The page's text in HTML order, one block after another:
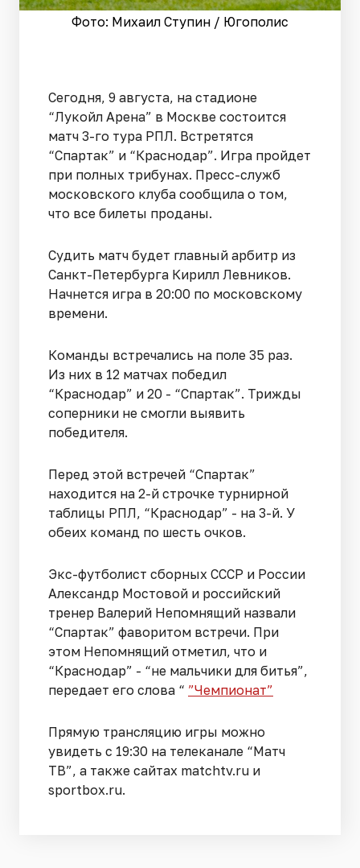
Фото: Михаил Ступин / Югополис
Сегодня, 9 августа, на стадионе
“Лукойл Арена” в Москве состоится
матч 3-го тура РПЛ. Встретятся
“Спартак” и “Краснодар”. Игра пройдет
при полных трибунах. Пресс-служб
московского клуба сообщила о том,
что все билеты проданы.
Судить матч будет главный арбитр из
Санкт-Петербурга Кирилл Левников.
Начнется игра в 20:00 по московскому
времени.
Команды встречались на поле 35 раз.
Из них в 12 матчах победил
“Краснодар” и 20 - “Спартак”. Трижды
соперники не смогли выявить
победителя.
Перед этой встречей “Спартак”
находится на 2-й строчке турнирной
таблицы РПЛ, “Краснодар” - на 3-й. У
обеих команд по шесть очков.
Экс-футболист сборных СССР и России
Александр Мостовой и российский
тренер Валерий Непомнящий назвали
“Спартак” фаворитом встречи. При
этом Непомнящий отметил, что и
“Краснодар” - “не мальчики для битья”,
передает его слова “ ”Чемпионат”
Прямую трансляцию игры можно
увидеть с 19:30 на телеканале “Матч
ТВ”, а также сайтах matchtv.ru и
sportbox.ru.